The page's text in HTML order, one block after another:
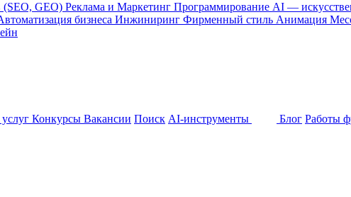
(SEO, GEO) Реклама и Маркетинг Программирование AI —
бизнеса Инжиниринг Фирменный стиль Анимация
Конкурсы Вакансии Поиск AI-инструменты Блог Работы